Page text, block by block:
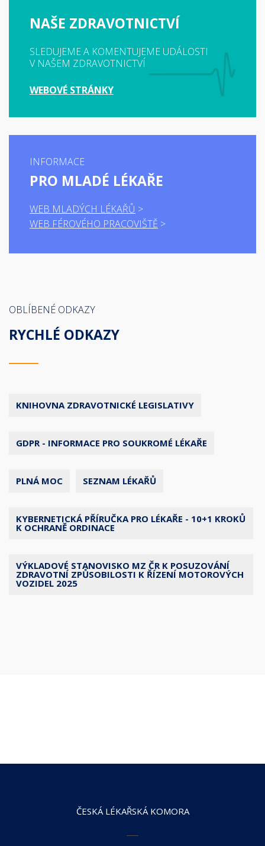
NAŠE ZDRAVOTNICTVÍ
SLEDUJEME A KOMENTUJEME UDÁLOSTI
V NAŠEM ZDRAVOTNICTVÍ
WEBOVÉ STRÁNKY
INFORMACE
PRO MLADÉ LÉKAŘE
WEB MLADÝCH LÉKAŘŮ
WEB FÉROVÉHO PRACOVIŠTĚ
OBLÍBENÉ ODKAZY
RYCHLÉ ODKAZY
KNIHOVNA ZDRAVOTNICKÉ LEGISLATIVY
GDPR - INFORMACE PRO SOUKROMÉ LÉKAŘE
PLNÁ MOC SEZNAM LÉKAŘŮ
KYBERNETICKÁ PŘÍRUČKA PRO LÉKAŘE - 10+1 KROKŮ
K OCHRANĚ ORDINACE
VÝKLADOVÉ STANOVISKO MZ ČR K POSUZOVÁNÍ
ZDRAVOTNÍ ZPŮSOBILOSTI K ŘÍZENÍ MOTOROVÝCH
VOZIDEL 2025
ČESKÁ LÉKAŘSKÁ KOMORA